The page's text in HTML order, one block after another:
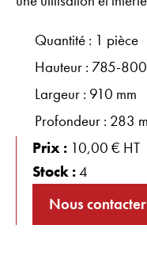
Quantité : 1 pièce
Hauteur : 785-
Largeur : 910 mm
Profondeur : 283
Prix : 10,00 € HT
Stock :4
Nous contacter